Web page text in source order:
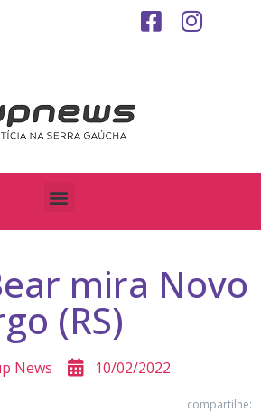
mira Novo
(RS)
News 10/02/2022
compartilhe: